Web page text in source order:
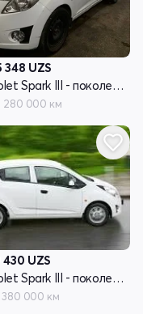
348 UZS
Chevrolet Spark III - поколение
280 000 км
430 UZS
Chevrolet Spark III - поколение
380 000 км